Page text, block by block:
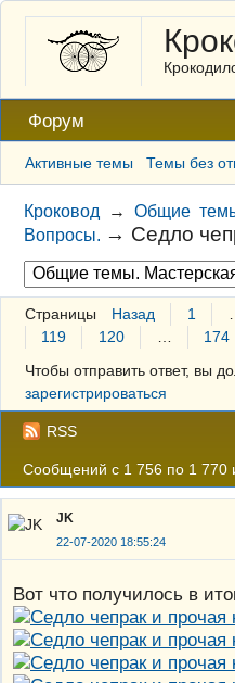
Форум
Активные темы Темы без
Кроковод →Общие
Вопросы. → Седло
Страницы Назад 1
119
120 174
Чтобы отправить ответ, вы
зарегистрироваться
RSS
Сообщений с 1 756 по 1 770
JK
22-07-2020 18:55:24
Вот что получилось в